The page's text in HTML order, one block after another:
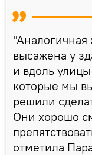
"Аналогичная
высажена у
и вдоль улицы
которые мы
решили
Они хорошо
отметила